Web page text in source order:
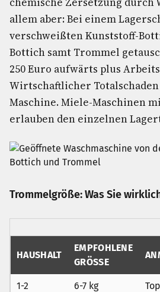
allem aber: Bei einem
verschweißten Kunststoff-
Bottich samt Trommel
250 Euro aufwärts plus
Wirtschaftlicher
Maschine. Miele-Maschinen
erlauben den einzelnen
Trommelgröße: Was Sie
HAUSHALT
EMPFOHLENE
GRÖSSE
1-2
6-7 kg